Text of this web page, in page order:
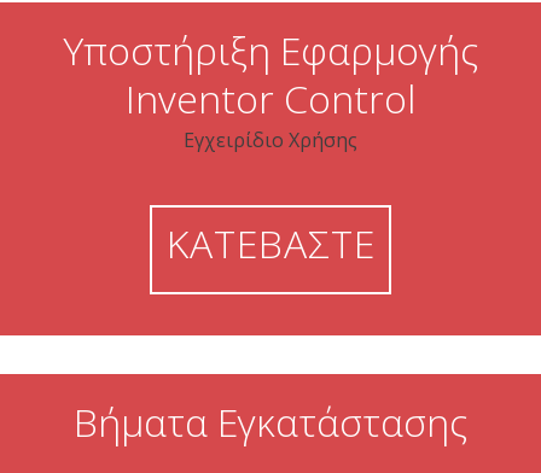
Υποστήριξη Εφαρμογής
Inventor Control
Εγχειρίδιο Χρήσης
ΚΑΤΕΒΑΣΤΕ
Βήματα Εγκατάστασης